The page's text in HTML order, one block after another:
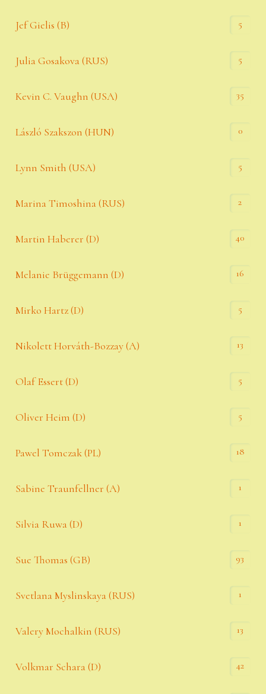
Jef Gielis (B) 5
Julia Gosakova (RUS) 5
Kevin C. Vaughn (USA) 35
László Szakszon (HUN) 0
Lynn Smith (USA) 5
Marina Timoshina (RUS) 2
Martin Haberer (D) 40
Melanie Brüggemann (D) 16
Mirko Hartz (D) 5
Nikolett Horváth-Bozzay (A) 13
Olaf Essert (D) 5
Oliver Heim (D) 5
Pawel Tomczak (PL) 18
Sabine Traunfellner (A) 1
Silvia Ruwa (D) 1
Sue Thomas (GB) 93
Svetlana Myslinskaya (RUS) 1
Valery Mochalkin (RUS) 13
Volkmar Schara (D) 42